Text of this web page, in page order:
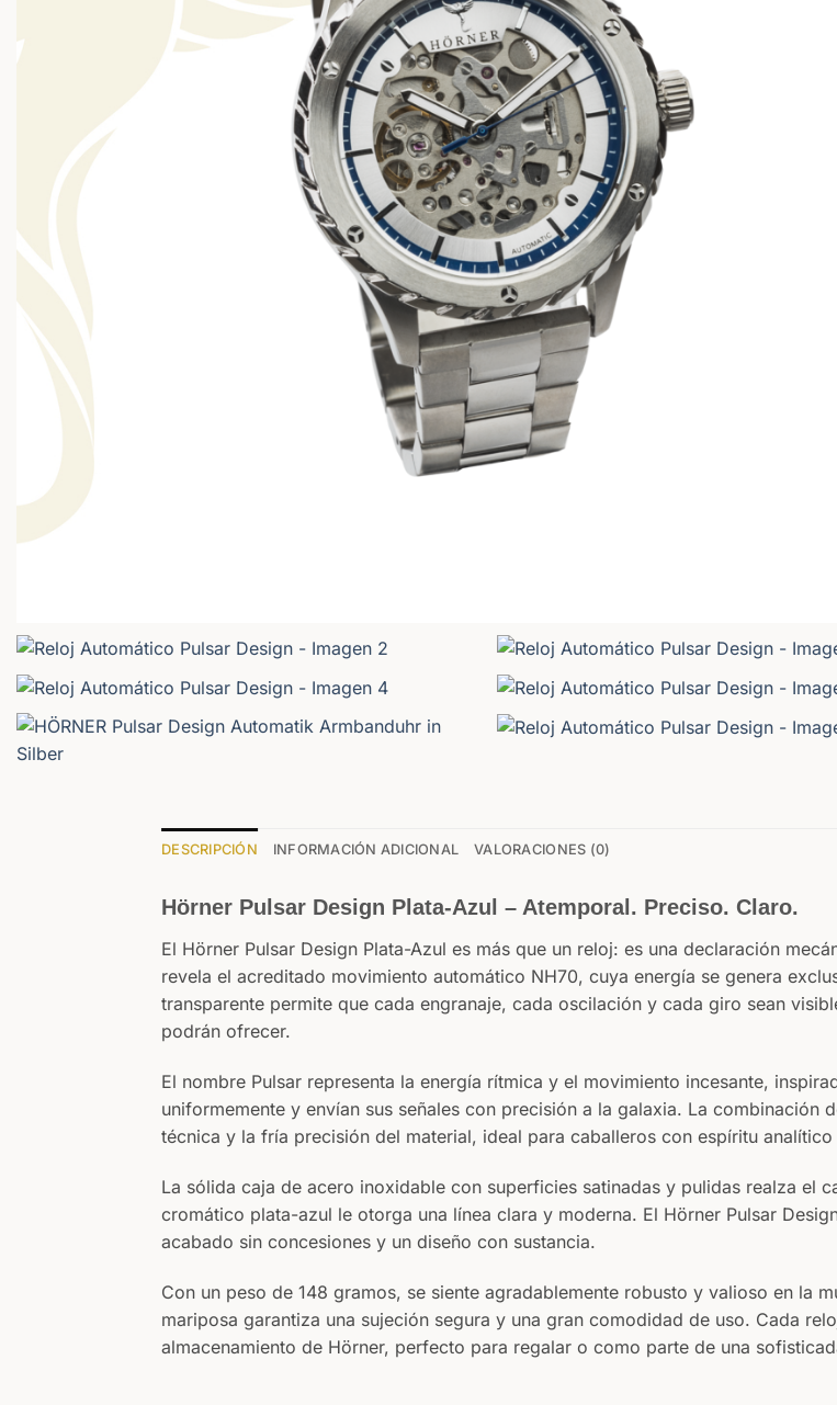
DESCRIPCIÓN INFORMACIÓN ADICIONAL VALORACIONES (0)
Hörner Pulsar Design Plata-Azul – Atemporal. Preciso. Claro.
El Hörner Pulsar Design Plata-Azul es más que un reloj: es una declaración
revela el acreditado movimiento automático NH70, cuya energía se genera
transparente permite que cada engranaje, cada oscilación y cada giro sean
podrán ofrecer.
El nombre Pulsar representa la energía rítmica y el movimiento incesante,
uniformemente y envían sus señales con precisión a la galaxia. La
técnica y la fría precisión del material, ideal para caballeros con espíritu
La sólida caja de acero inoxidable con superficies satinadas y pulidas realza el
cromático plata-azul le otorga una línea clara y moderna. El Hörner Pulsar
acabado sin concesiones y un diseño con sustancia.
Con un peso de 148 gramos, se siente agradablemente robusto y valioso en la
mariposa garantiza una sujeción segura y una gran comodidad de uso. Cada
almacenamiento de Hörner, perfecto para regalar o como parte de una